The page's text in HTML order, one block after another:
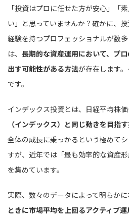
「投資はプロに任せた方が安心」「
い」と思っていませんか？確かに、
経験を持つプロフェッショナルが数
は、 長期的な資産運用において、プ
出す可能性がある方法が存在します。
です。
インデックス投資とは、日経平均株
（インデックス）と同じ動きを目指
全体の成長に乗っかるという極めて
すが、近年では「最も効率的な資産
を集めています。
実際、数々のデータによって明らかに
ときに市場平均を上回るアクティブ